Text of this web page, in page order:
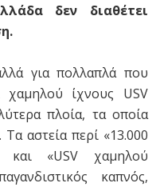
δεν διαθέτει
για πολλαπλά που
χαμηλού ίχνους USV
πλοία, τα οποία
αστεία περί «13.000
και «USV χαμηλού
καπνός,